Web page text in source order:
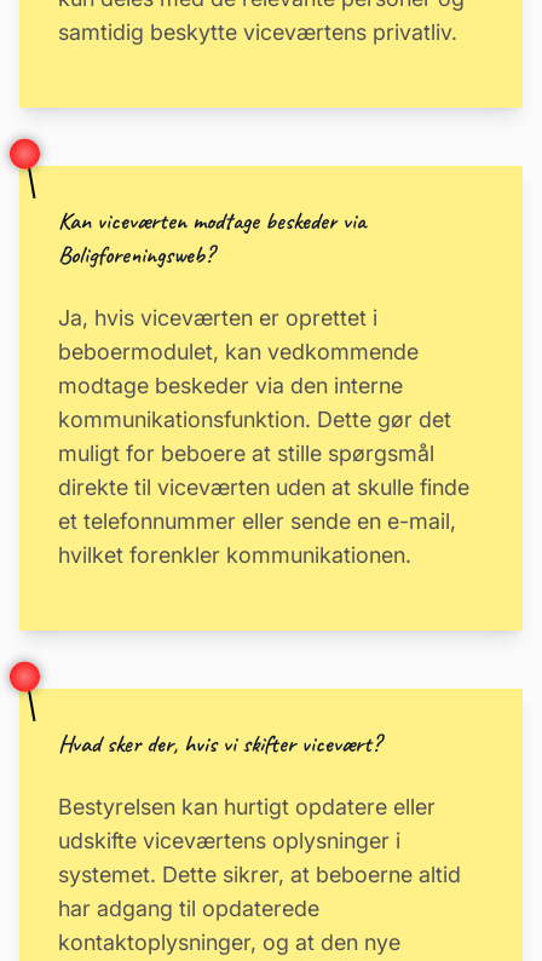
samtidig beskytte viceværtens privatliv.
Kan viceværten modtage beskeder via
Boligforeningsweb?
Ja, hvis viceværten er oprettet i
beboermodulet, kan vedkommende
modtage beskeder via den interne
kommunikationsfunktion. Dette gør det
muligt for beboere at stille spørgsmål
direkte til viceværten uden at skulle finde
et telefonnummer eller sende en e-mail,
hvilket forenkler kommunikationen.
Hvad sker der, hvis vi skifter vicevært?
Bestyrelsen kan hurtigt opdatere eller
udskifte viceværtens oplysninger i
systemet. Dette sikrer, at beboerne altid
har adgang til opdaterede
kontaktoplysninger, og at den nye